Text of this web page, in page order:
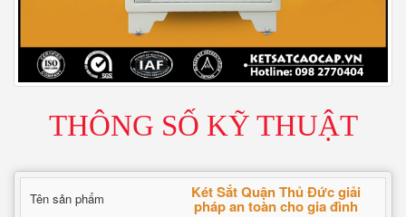
THÔNG SỐ KỸ THUẬT
Tên sản phẩm Két Sắt Quận Thủ Đức giải
pháp an toàn cho gia đình